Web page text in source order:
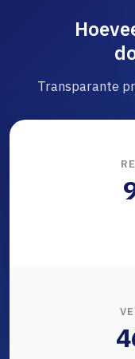
Transparante